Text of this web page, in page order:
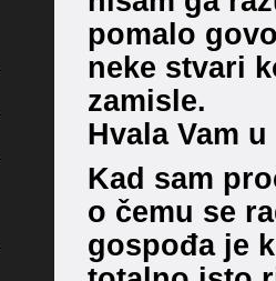
pomalo
neke stvari
zamisle.
Hvala Vam
Kad sam
o čemu se
gospođa je